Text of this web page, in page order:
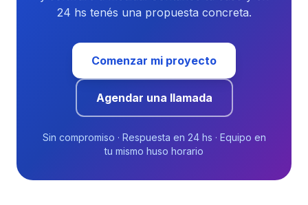
24 hs tenés una propuesta concreta.
Comenzar mi proyecto
Agendar una llamada
Sin compromiso · Respuesta en 24 hs · Equipo en
tu mismo huso horario